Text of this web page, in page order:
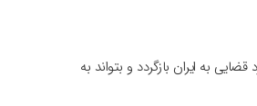
به ایران بازگردد و بتواند به